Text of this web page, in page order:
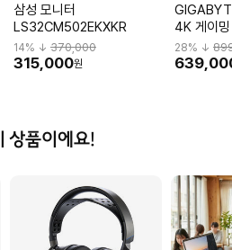
삼성 모니터
LS32CM502EKXKR
14% ↓370,000
315,000원
4K 게이
M32U_H
28% ↓
상품이에요!